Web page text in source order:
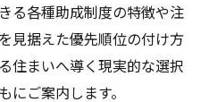
る各種助成制度の特徴や注
見据えた優先順位の付け方
住まいへ導く現実的な選択
ご案内します。